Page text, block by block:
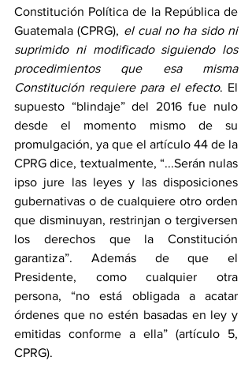
Constitución Política de la República de
Guatemala (CPRG), el cual no ha sido ni
suprimido ni modificado siguiendo los
procedimientos que esa misma
Constitución requiere para el efecto. El
supuesto “blindaje” del 2016 fue nulo
desde el momento mismo de su
promulgación, ya que el artículo 44 de la
CPRG dice, textualmente, “...Serán nulas
ipso jure las leyes y las disposiciones
gubernativas o de cualquiere otro orden
que disminuyan, restrinjan o tergiversen
los derechos que la Constitución
garantiza”. Además de que el
Presidente, como cualquier otra
persona, “no está obligada a acatar
órdenes que no estén basadas en ley y
emitidas conforme a ella” (artículo 5,
CPRG).